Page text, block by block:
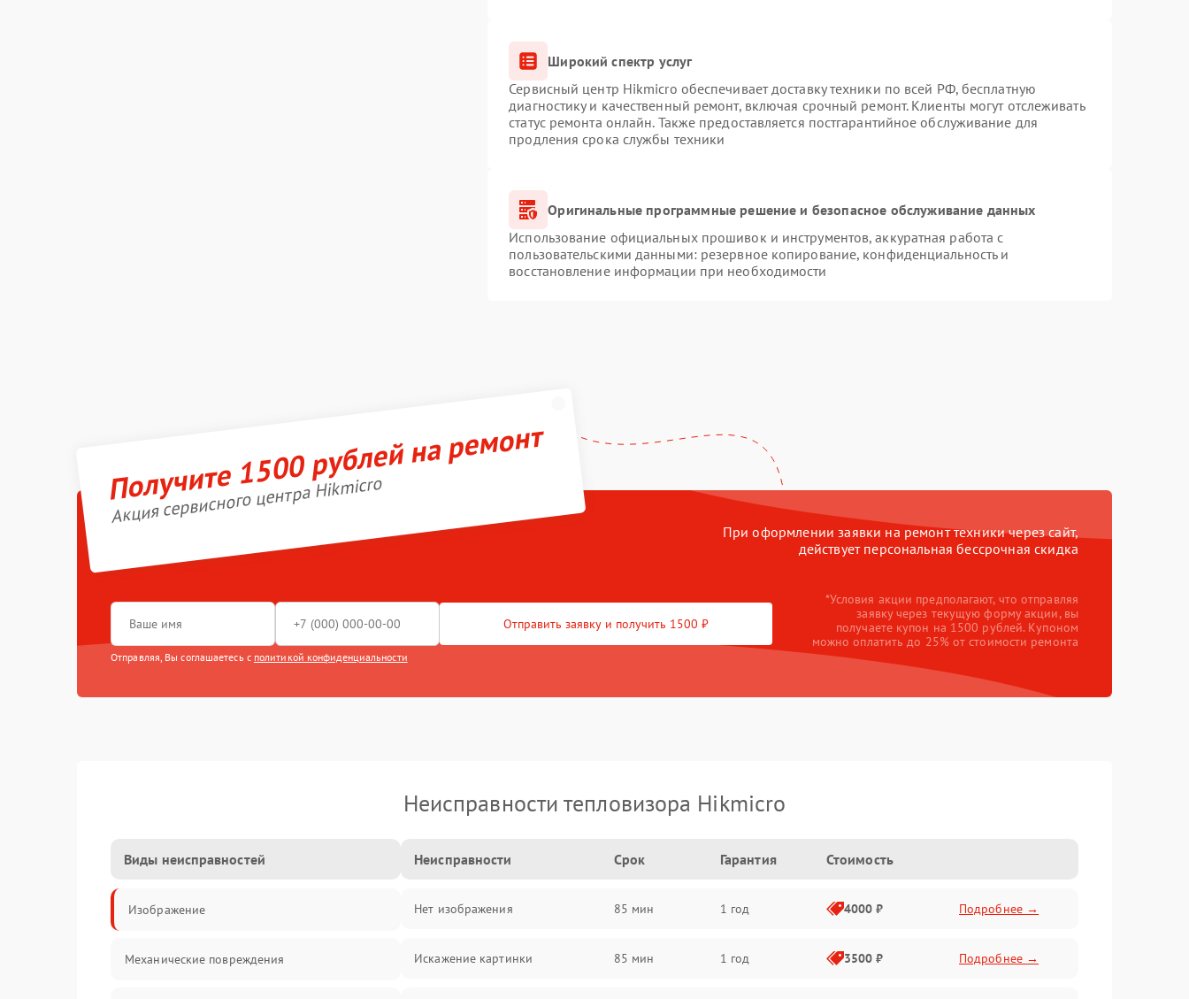
Широкий спектр услуг
Сервисный центр Hikmicro обеспечивает доставку техники по всей РФ, бесплатную
диагностику и качественный ремонт, включая срочный ремонт. Клиенты могут отслеживать
статус ремонта онлайн. Также предоставляется постгарантийное обслуживание для
продления срока службы техники
Оригинальные программные решение и безопасное обслуживание данных
Использование официальных прошивок и инструментов, аккуратная работа с
пользовательскими данными: резервное копирование, конфиденциальность и
восстановление информации при необходимости
Получите 1500 рублей на ремонт
Акция сервисного центра Hikmicro
При оформлении заявки на ремонт техники через сайт,
действует персональная бессрочная скидка
Отправить заявку и получить 1500 ₽
Отправляя, Вы соглашаетесь с политикой конфиденциальности
*Условия акции предполагают, что отправляя
заявку через текущую форму акции, вы
получаете купон на 1500 рублей. Купоном
можно оплатить до 25% от стоимости ремонта
Неисправности тепловизора Hikmicro
Виды неисправностей
Изображение
Механические повреждения
Неисправности Срок Гарантия Стоимость
Нет изображения 85 мин 1 год 4000 ₽ Подробнее →
Искажение картинки 85 мин 1 год 3500 ₽ Подробнее →